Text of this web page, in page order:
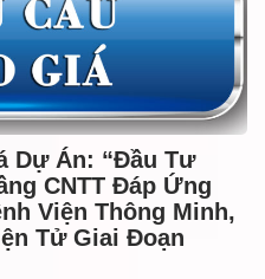
Dự Án: “Đầu Tư
CNTT Đáp Ứng
Viện Thông Minh,
Tử Giai Đoạn